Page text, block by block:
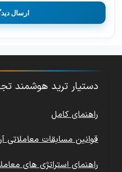
دستیار ترید هوشمند
راهنمای کامل
قوانین مسابقات معاملاتی
راهنمای استراتژی های